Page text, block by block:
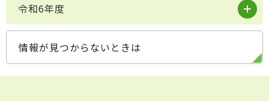
令和6年度
情報が見つからないときは